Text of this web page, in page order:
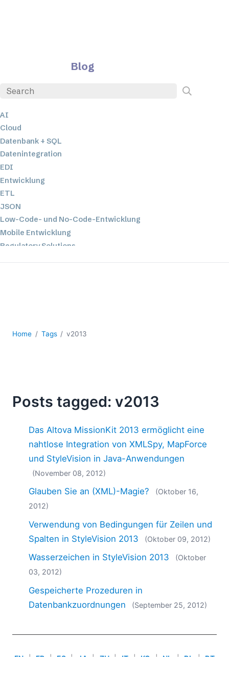
Blog
AI
Cloud
Datenbank + SQL
Datenintegration
EDI
Entwicklung
ETL
JSON
Low-Code- und No-Code-Entwicklung
Mobile Entwicklung
Regulatory Solutions
YAML
2023
2021
2018
2016
2015
2013
2012
2011
2010
2008
2007
Home Tags v2013
Posts tagged: v2013
Das Altova MissionKit 2013 ermöglicht eine
nahtlose Integration von XMLSpy, MapForce
und StyleVision in Java-Anwendungen
(November 08, 2012)
Glauben Sie an (XML)-Magie?
(Oktober 16,
2012)
Verwendung von Bedingungen für Zeilen und
Spalten in StyleVision 2013
(Oktober 09, 2012)
Wasserzeichen in StyleVision 2013
(Oktober
03, 2012)
Gespeicherte Prozeduren in
Datenbankzuordnungen
(September 25, 2012)
EN | FR | ES | JA | ZH | IT | KO | NL | PL | PT